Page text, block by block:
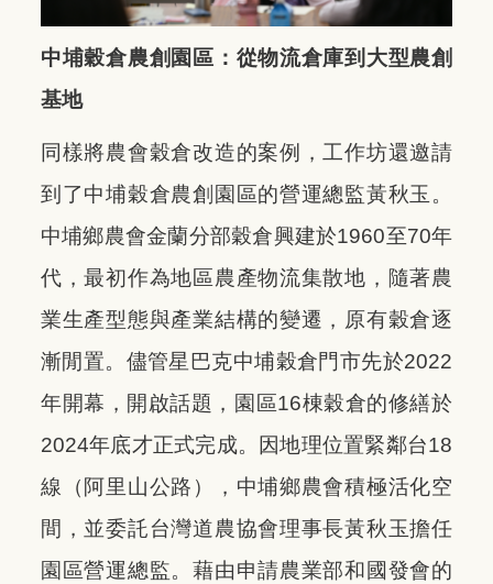
中埔穀倉農創園區：從物流倉庫到大型農創
基地
同樣將農會穀倉改造的案例，工作坊還邀請
到了中埔穀倉農創園區的營運總監黃秋玉。
中埔鄉農會金蘭分部穀倉興建於1960至70年
代，最初作為地區農產物流集散地，隨著農
業生產型態與產業結構的變遷，原有穀倉逐
漸閒置。儘管星巴克中埔穀倉門市先於2022
年開幕，開啟話題，園區16棟穀倉的修繕於
2024年底才正式完成。​因地理位置緊鄰台18
線（阿里山公路），中埔鄉農會積極活化空
間，並委託台灣道農協會理事長黃秋玉擔任
園區營運總監。藉由申請農業部和國發會的